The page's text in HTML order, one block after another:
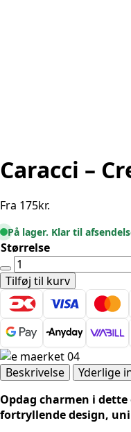
Caracci –
Fra 175kr.
På lager. Klar til
Størrelse
Caracci
-
Creme
Multi
antal
Tilføj til kurv
Beskrivelse
Yderlige
Opdag charmen i
fortryllende design,